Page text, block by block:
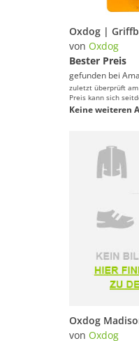
von Oxdog
Bester Preis
gefunden bei
zuletzt überprüft
Preis kann sich
Keine weiteren
von Oxdog